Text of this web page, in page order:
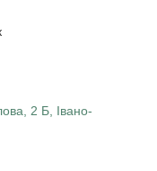
2 Б, Івано-